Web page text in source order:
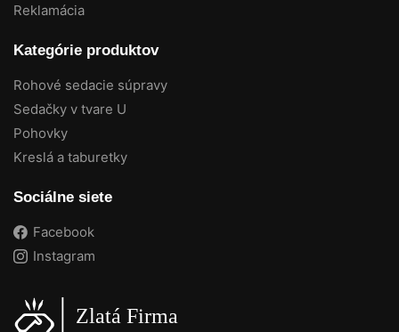
Reklamácia
Kategórie produktov
Rohové sedacie súpravy
Sedačky v tvare U
Pohovky
Kreslá a taburetky
Sociálne siete
Facebook
Instagram